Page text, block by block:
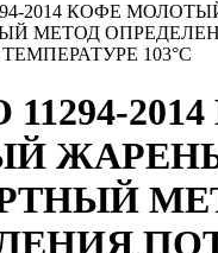
2014 КОФЕ
МЕТОД
103°С
11294-